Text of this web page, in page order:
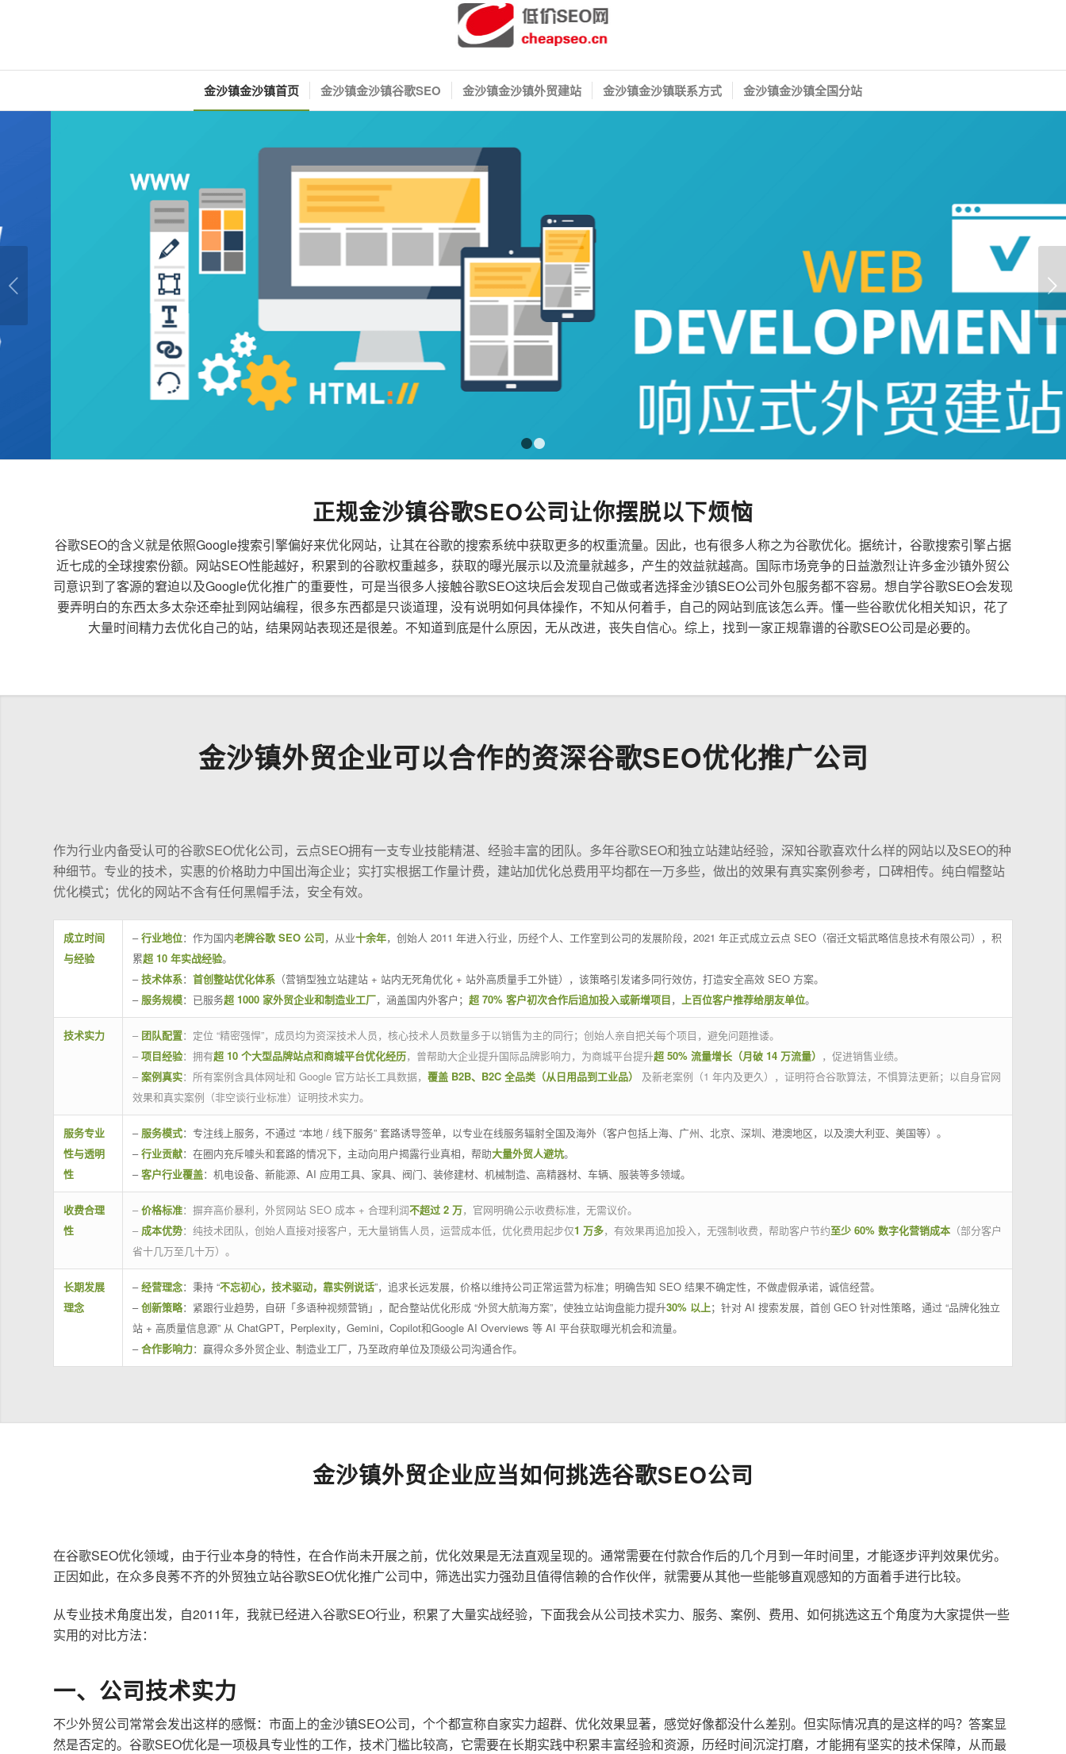
金沙镇金沙镇首页 金沙镇金沙镇谷歌SEO 金沙镇金沙镇外贸建站 金沙镇金沙镇联系方式 金沙镇金沙镇全国分站
下一页
正规金沙镇谷歌SEO公司让你摆脱以下烦恼
谷歌SEO的含义就是依照Google搜索引擎偏好来优化网站，让其在谷歌的搜索系统中获取更多的权重流量。因此，也有很多人称之为谷歌优化。据统计，谷歌搜索引擎占据
近七成的全球搜索份额。网站SEO性能越好，积累到的谷歌权重越多，获取的曝光展示以及流量就越多，产生的效益就越高。国际市场竞争的日益激烈让许多金沙镇外贸公
司意识到了客源的窘迫以及Google优化推广的重要性，可是当很多人接触谷歌SEO这块后会发现自己做或者选择金沙镇SEO公司外包服务都不容易。想自学谷歌SEO会发现
要弄明白的东西太多太杂还牵扯到网站编程，很多东西都是只谈道理，没有说明如何具体操作，不知从何着手，自己的网站到底该怎么弄。懂一些谷歌优化相关知识，花了
大量时间精力去优化自己的站，结果网站表现还是很差。不知道到底是什么原因，无从改进，丧失自信心。综上，找到一家正规靠谱的谷歌SEO公司是必要的。
金沙镇外贸企业可以合作的资深谷歌SEO优化推广公司
作为行业内备受认可的谷歌SEO优化公司，云点SEO拥有一支专业技能精湛、经验丰富的团队。多年谷歌SEO和独立站建站经验，深知谷歌喜欢什么样的网站以及SEO的种
种细节。专业的技术，实惠的价格助力中国出海企业；实打实根据工作量计费，建站加优化总费用平均都在一万多些，做出的效果有真实案例参考，口碑相传。纯白帽整站
优化模式；优化的网站不含有任何黑帽手法，安全有效。
成立时间
与经验
–行业地位：作为国内老牌谷歌 SEO 公司，从业十余年，创始人 2011 年进入行业，历经个人、工作室到公司的发展阶段，2021 年正式成立云点 SEO（宿迁文韬武略信息技术有限公司），积
累超 10 年实战经验。
–技术体系： 首创整站优化体系 （营销型独立站建站 + 站内无死角优化 + 站外高质量手工外链），该策略引发诸多同行效仿，打造安全高效 SEO 方案。
– 服务规模：已服务超 1000 家外贸企业和制造业工厂，涵盖国内外客户； 超 70% 客户初次合作后追加投入或新增项目， 上百位客户推荐给朋友单位。
技术实力 – 团队配置：定位 “精密强悍”，成员均为资深技术人员，核心技术人员数量多于以销售为主的同行；创始人亲自把关每个项目，避免问题推诿。
– 项目经验：拥有超 10 个大型品牌站点和商城平台优化经历，曾帮助大企业提升国际品牌影响力，为商城平台提升超 50% 流量增长（月破 14 万流量） ，促进销售业绩。
– 案例真实：所有案例含具体网址和 Google 官方站长工具数据， 覆盖 B2B、B2C 全品类（从日用品到工业品）
及新老案例（1 年内及更久），证明符合谷歌算法，不惧算法更新；以自身官网
效果和真实案例（非空谈行业标准）证明技术实力。
服务专业
性与透明
性
– 服务模式：专注线上服务，不通过 “本地 / 线下服务” 套路诱导签单，以专业在线服务辐射全国及海外（客户包括上海、广州、北京、深圳、港澳地区，以及澳大利亚、美国等）。
–行业贡献：在圈内充斥噱头和套路的情况下，主动向用户揭露行业真相，帮助大量外贸人避坑。
–客户行业覆盖：机电设备、新能源、AI 应用工具、家具、阀门、装修建材、机械制造、高精器材、车辆、服装等多领域。
收费合理
性
– 价格标准：摒弃高价暴利，外贸网站 SEO 成本 + 合理利润不超过 2 万，官网明确公示收费标准，无需议价。
– 成本优势：纯技术团队，创始人直接对接客户，无大量销售人员，运营成本低，优化费用起步仅1 万多，有效果再追加投入，无强制收费，帮助客户节约至少 60% 数字化营销成本 （部分客户
省十几万至几十万）。
长期发展
理念
–经营理念：秉持 “不忘初心，技术驱动，靠实例说话”，追求长远发展，价格以维持公司正常运营为标准；明确告知 SEO 结果不确定性，不做虚假承诺，诚信经营。
–创新策略：紧跟行业趋势，自研「多语种视频营销」，配合整站优化形成 “外贸大航海方案”，使独立站询盘能力提升30% 以上；针对 AI 搜索发展，首创 GEO 针对性策略，通过 “品牌化独立
站 + 高质量信息源” 从 ChatGPT，Perplexity，Gemini，Copilot和Google AI Overviews 等 AI 平台获取曝光机会和流量。
–合作影响力：赢得众多外贸企业、制造业工厂，乃至政府单位及顶级公司沟通合作。
金沙镇外贸企业应当如何挑选谷歌SEO公司
在谷歌SEO优化领域，由于行业本身的特性，在合作尚未开展之前，优化效果是无法直观呈现的。通常需要在付款合作后的几个月到一年时间里，才能逐步评判效果优劣。
正因如此，在众多良莠不齐的外贸独立站谷歌SEO优化推广公司中，筛选出实力强劲且值得信赖的合作伙伴，就需要从其他一些能够直观感知的方面着手进行比较。
从专业技术角度出发，自2011年，我就已经进入谷歌SEO行业，积累了大量实战经验，下面我会从公司技术实力、服务、案例、费用、如何挑选这五个角度为大家提供一些
实用的对比方法：
一、公司技术实力
不少外贸公司常常会发出这样的感慨：市面上的金沙镇SEO公司，个个都宣称自家实力超群、优化效果显著，感觉好像都没什么差别。但实际情况真的是这样的吗？答案显
然是否定的。谷歌SEO优化是一项极具专业性的工作，技术门槛比较高，它需要在长期实践中积累丰富经验和资源，历经时间沉淀打磨，才能拥有坚实的技术保障，从而最